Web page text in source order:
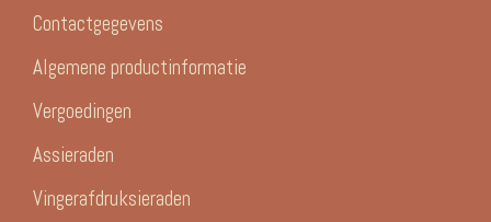
Contactgegevens
Algemene productinformatie
Vergoedingen
Assieraden
Vingerafdruksieraden